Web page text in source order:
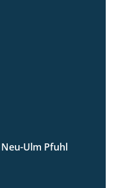
7:10
Ulm Pfuhl